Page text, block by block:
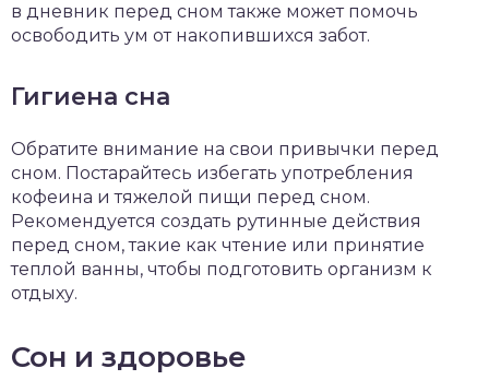
в дневник перед сном также может помочь
освободить ум от накопившихся забот.
Гигиена сна
Обратите внимание на свои привычки перед
сном. Постарайтесь избегать употребления
кофеина и тяжелой пищи перед сном.
Рекомендуется создать рутинные действия
перед сном, такие как чтение или принятие
теплой ванны, чтобы подготовить организм к
отдыху.
Сон и здоровье